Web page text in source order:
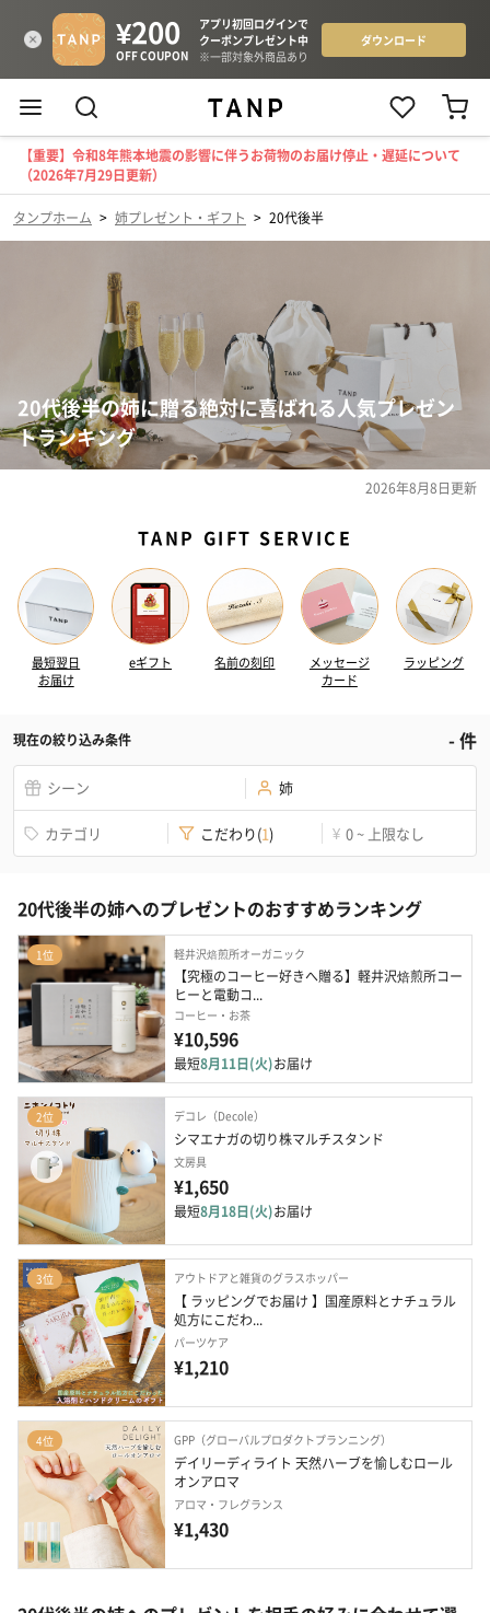
【重要】令和8年熊本地震の影響に伴うお荷物のお届け停止・遅延について
（2026年7月29日更新）
タンプホーム > 姉プレゼント・ギフト > 20代後半
20代後半の姉に贈る絶対に喜ばれる人気プレゼン
トランキング
2026年8月8日更新
TANP GIFT SERVICE
最短翌日
お届け
eギフト 名前の刻印
メッセージ
カード
ラッピング
現在の絞り込み条件 -件
シーン 姉
カテゴリ こだわり(1) ¥ 0 ~ 上限なし
20代後半の姉へのプレゼントのおすすめランキング
1位 軽井沢焙煎所オーガニック
【究極のコーヒー好きへ贈る】軽井沢焙煎所コー
ヒーと電動コ...
コーヒー・お茶
¥10,596
最短8月11日(火)お届け
2位 デコレ（Decole）
シマエナガの切り株マルチスタンド
文房具
¥1,650
最短8月18日(火)お届け
3位 アウトドアと雑貨のグラスホッパー
【 ラッピングでお届け 】国産原料とナチュラル
処方にこだわ...
パーツケア
¥1,210
4位 GPP（グローバルプロダクトプランニング）
デイリーディライト 天然ハーブを愉しむロール
オンアロマ
アロマ・フレグランス
¥1,430